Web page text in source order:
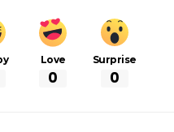
Love
0
Surprise
0